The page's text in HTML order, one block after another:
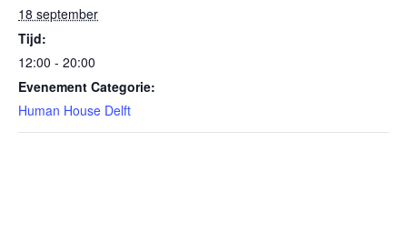
18 september
Tijd:
12:00 - 20:00
Evenement Categorie:
Human House Delft